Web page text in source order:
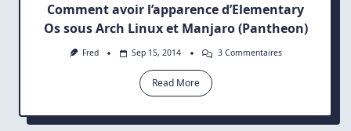
Comment avoir l’apparence d’Elementary
Os sous Arch Linux et Manjaro (Pantheon)
Fred Sep 15, 2014 3 CommentairesSur
Sous
Read More